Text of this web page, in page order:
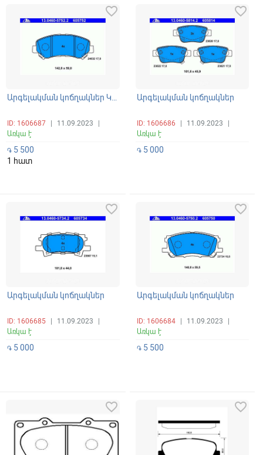
Արգելակման կոճղակներ Կալոդկա առջևի Nissan Qashqai, X-Trail T31 2007-2011
ID: 1606687 11.09.2023
Առկա է
favorite_border
֏ 5 500
1 հատ
Արգելակման կոճղակներ
ID: 1606686 11.09.2023
Առկա է
favorite_border
֏5 000
Արգելակման կոճղակներ
ID: 1606685 11.09.2023
Առկա է
favorite_border
֏ 5 000
Արգելակման կոճղակներ
ID: 1606684 11.09.2023
Առկա է
favorite_border
֏5 500
favorite_border favorite_border